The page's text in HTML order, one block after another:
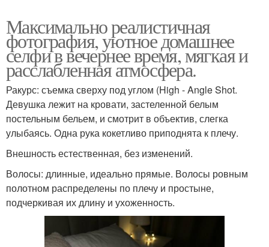
как сделать маникюр
Максимально реалистичная
фотография, уютное домашнее
селфи в вечернее время, мягкая и
расслабленная атмосфера.
Ракурс: съемка сверху под углом (High - Angle Shot.
Девушка лежит на кровати, застеленной белым
постельным бельем, и смотрит в объектив, слегка
улыбаясь. Одна рука кокетливо приподнята к плечу.
Внешность естественная, без изменений.
Волосы: длинные, идеально прямые. Волосы ровным
полотном распределены по плечу и простыне,
подчеркивая их длину и ухоженность.